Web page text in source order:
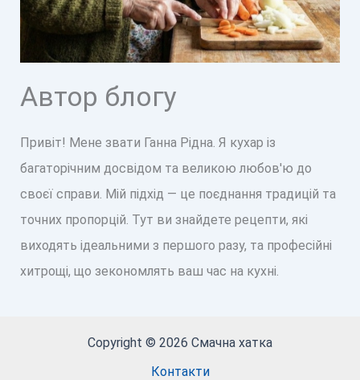
Автор блогу
Привіт! Мене звати Ганна Рідна. Я кухар із
багаторічним досвідом та великою любов'ю до
своєї справи. Мій підхід — це поєднання традицій та
точних пропорцій. Тут ви знайдете рецепти, які
виходять ідеальними з першого разу, та професійні
хитрощі, що зекономлять ваш час на кухні.
Copyright © 2026 Смачна хатка
Контакти